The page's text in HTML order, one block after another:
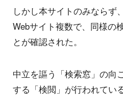
しかし本サイトのみならず
Webサイト複数で、同様の
とが確認された。
中立を謳う「検索窓」の向
する「検閲」が行われている